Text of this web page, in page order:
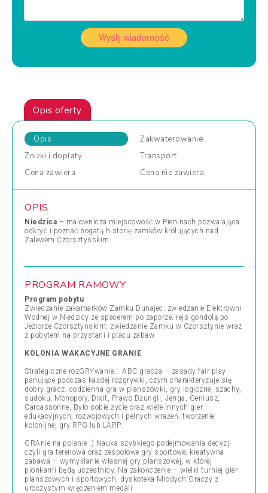
Wyślij wiadomość
Opis oferty
Opis
Zakwaterowanie
Zniżki i dopłaty
Transport
Cena zawiera Cena nie zawiera
OPIS
Niedzica – malownicza miejscowość w Pieninach pozwalająca
odkryć i poznać bogatą historię zamków królujących nad
Zalewem Czorsztyńskim.
PROGRAM RAMOWY
Program pobytu
Zwiedzanie zakamarków Zamku Dunajec; zwiedzanie Elektrowni
Wodnej w Niedzicy ze spacerem po zaporze; rejs gondolą po
Jeziorze Czorsztyńskim; zwiedzanie Zamku w Czorsztynie wraz
z pobytem na przystani i placu zabaw.
KOLONIA WAKACYJNE GRANIE
Strategiczne rozGRYwanie... ABC gracza – zasady fair-play
panujące podczas każdej rozgrywki, czym charakteryzuje się
dobry gracz; codzienna gra w planszówki, gry logiczne, szachy,
sudoku, Monopoly, Dixit, Prawo Dżungli, Jenga, Geniusz,
Carcassonne, Było sobie życie oraz wiele innych gier
edukacyjnych, rozwojowych i pełnych wrażeń; tworzenie
kolonijnej gry RPG lub LARP.
GRAnie na polanie ;) Nauka szybkiego podejmowania decyzji
czyli gra terenowa oraz zespołowe gry sportowe; kreatywna
zabawa – wymyślanie własnej gry planszowej, w której
pionkami będą uczestnicy. Na zakończenie – wielki turniej gier
planszowych i sportowych, dyskoteka Młodych Graczy z
uroczystym wręczeniem medali.